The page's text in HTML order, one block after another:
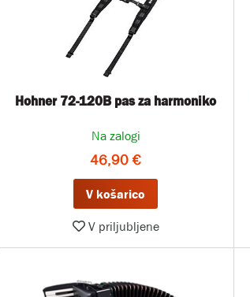
Hohner 72-120B pas za harmoniko
Na zalogi
46,90 €
V košarico
V priljubljene